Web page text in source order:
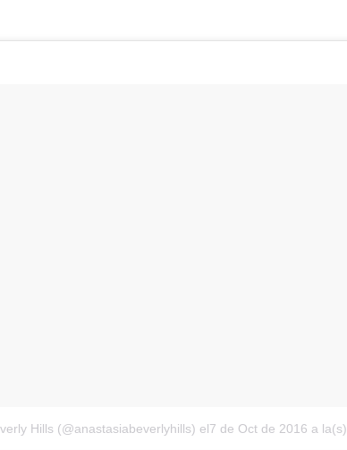
Hills (@anastasiabeverlyhills) el7 de Oct de 2016 a la(s) 4:22 PDT